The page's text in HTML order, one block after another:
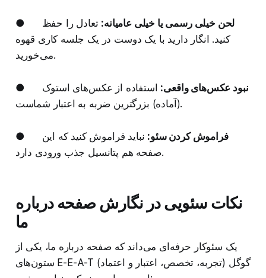
● لحن خیلی رسمی یا خیلی عامیانه: تعادل را حفظ
کنید. انگار دارید با یک دوست در یک جلسه کاری قهوه
می‌خورید.
● نبود عکس‌های واقعی: استفاده از عکس‌های استوک
(آماده) بزرگترین ضربه به اعتبار شماست.
● فراموش کردن سئو: نباید فراموش کنید که این
صفحه هم پتانسیل جذب ورودی دارد.
نکات سئویی در نگارش صفحه درباره
ما
یک سئوکار حرفه‌ای می‌داند که صفحه درباره ما، یکی از
ستون‌های E-E-A-T (تجربه، تخصص، اعتبار و اعتماد) گوگل